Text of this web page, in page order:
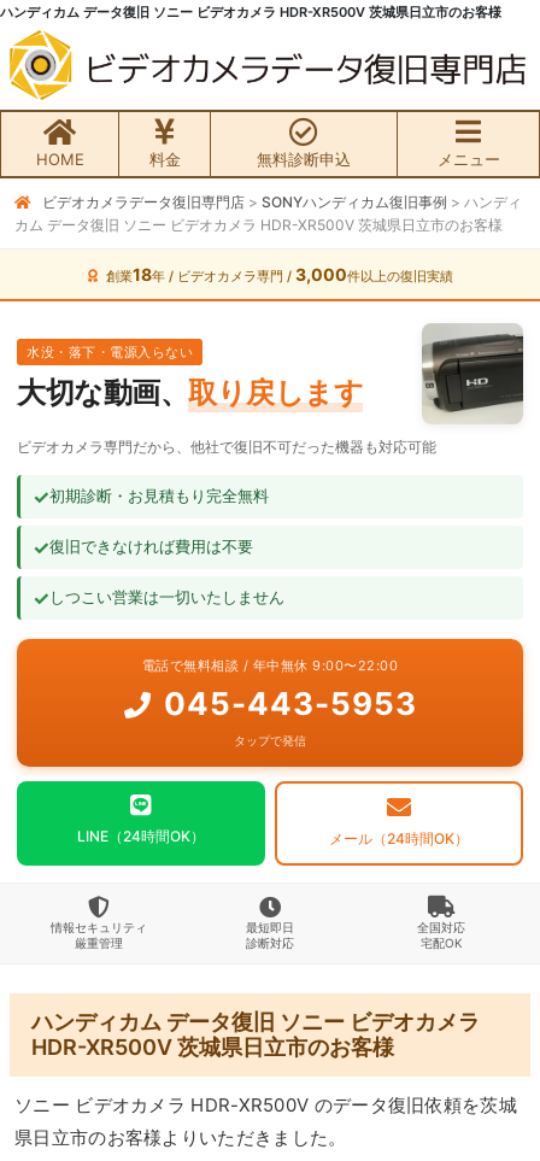
ハンディカム データ復旧 ソニー ビデオカメラ HDR-XR500V 茨城県日立市のお客様
HOME 料金 無料診断申込 メニュー
無料初期診断お申込み
ビデオカメラ データ復旧HOME
料金・メニュー
サービスの流れ
よくあるご質問
ビデオカメラデータ復旧専門店 > SONYハンディカム復旧事例 > ハンディ
カム データ復旧 ソニー ビデオカメラ HDR-XR500V 茨城県日立市のお客様
創業18年 / ビデオカメラ専門 / 3,000件以上の復旧実績
水没・落下・電源入らない
大切な動画、 取り戻します
ビデオカメラ専門だから、他社で復旧不可だった機器も対応可能
✓初期診断・お見積もり完全無料
✓復旧できなければ費用は不要
✓しつこい営業は一切いたしません
電話で無料相談 / 年中無休 9:00〜22:00
045-443-5953
タップで発信
LINE（24時間OK） メール（24時間OK）
情報セキュリティ
厳重管理
最短即日
診断対応
全国対応
宅配OK
ハンディカム データ復旧 ソニー ビデオカメラ
HDR-XR500V 茨城県日立市のお客様
ソニー ビデオカメラ HDR-XR500V のデータ復旧依頼を茨城
県日立市のお客様よりいただきました。